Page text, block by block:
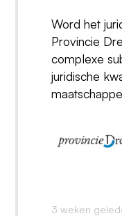
Word het
Provincie
complexe
juridische
3 weken